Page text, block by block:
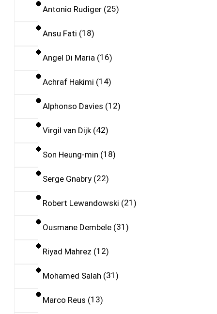
Antonio Rudiger 25
Ansu Fati 18
Angel Di Maria 16
Achraf Hakimi 14
Alphonso Davies 12
Virgil van Dijk 42
Son Heung-min 18
Serge Gnabry 22
Robert Lewandowski 21
Ousmane Dembele 31
Riyad Mahrez 12
Mohamed Salah 31
Marco Reus 13